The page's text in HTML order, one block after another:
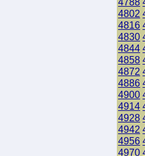
4802
4816
4830
4844
4858
4872
4886
4900
4914
4928
4942
4956
4970